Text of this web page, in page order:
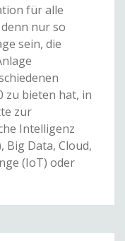
für alle
nur so
sein, die
zu bieten hat, in
zur
Intelligenz
Big Data, Cloud,
(IoT) oder